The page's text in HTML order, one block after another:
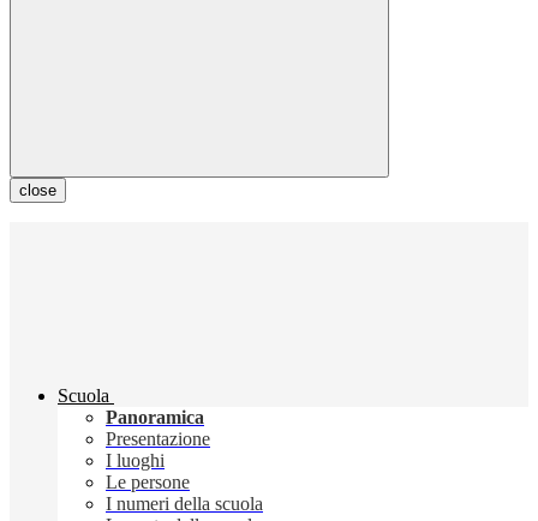
close
Scuola
Panoramica
Presentazione
I luoghi
Le persone
I numeri della scuola